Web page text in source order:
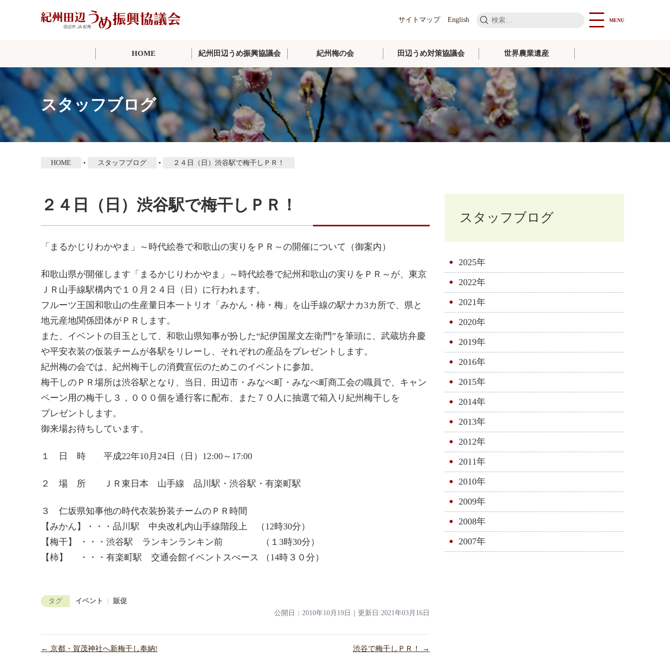
キ
サイトマップ English
検
MENU
HOME 紀州田辺うめ振興協議会 紀州梅の会 田辺うめ対策協議会 世界農業遺産
スタッフブログ
HOME • スタッフブログ • ２４日（日）渋谷駅で梅干しＰＲ！
２４日（日）渋谷駅で梅干しＰＲ！
「まるかじりわかやま」～時代絵巻で和歌山の実りをＰＲ～の開催について（御案内）
和歌山県が開催します「まるかじりわかやま」～時代絵巻で紀州和歌山の実りをＰＲ～が、東京
ＪＲ山手線駅構内で１０月２４日（日）に行われます。
フルーツ王国和歌山の生産量日本一トリオ「みかん・柿・梅」を山手線の駅ナカ3カ所で、県と
地元産地関係団体がＰＲします。
また、イベントの目玉として、和歌山県知事が扮した“紀伊国屋文左衛門”を筆頭に、武蔵坊弁慶
や平安衣装の仮装チームが各駅をリレーし、それぞれの産品をプレゼントします。
紀州梅の会では、紀州梅干しの消費宣伝のためこのイベントに参加。
梅干しのＰＲ場所は渋谷駅となり、当日、田辺市・みなべ町・みなべ町商工会の職員で、キャン
ペーン用の梅干し３，０００個を通行客に配布、また７０人に抽選で箱入り紀州梅干しを
プレゼントします。
御来場お待ちしています。
１ 日 時 平成22年10月24日（日）12:00～17:00
２ 場 所 ＪＲ東日本 山手線 品川駅・渋谷駅・有楽町駅
３ 仁坂県知事他の時代衣装扮装チームのＰＲ時間
【みかん】・・・品川駅 中央改札内山手線階段上 （12時30分）
【梅干】 ・・・渋谷駅 ランキンランキン前 （１3時30分）
【柿】 ・・・有楽町駅 交通会館イベントスぺース （14時３０分）
タグ イベント
販促
公開日： 2010年10月19日 更新日:2021年03月16日
← 京都・賀茂神社へ新梅干し奉納! 渋谷で梅干しＰＲ！ →
スタッフブログ
2025年
2022年
2021年
2020年
2019年
2016年
2015年
2014年
2013年
2012年
2011年
2010年
2009年
2008年
2007年